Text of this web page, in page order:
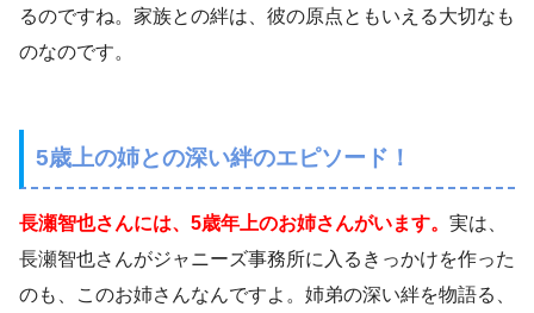
るのですね。家族との絆は、彼の原点ともいえる大切なも
のなのです。
5歳上の姉との深い絆のエピソード！
長瀬智也さんには、5歳年上のお姉さんがいます。 実は、
長瀬智也さんがジャニーズ事務所に入るきっかけを作った
のも、このお姉さんなんですよ。姉弟の深い絆を物語る、